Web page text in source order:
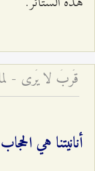
أنانيتنا هي